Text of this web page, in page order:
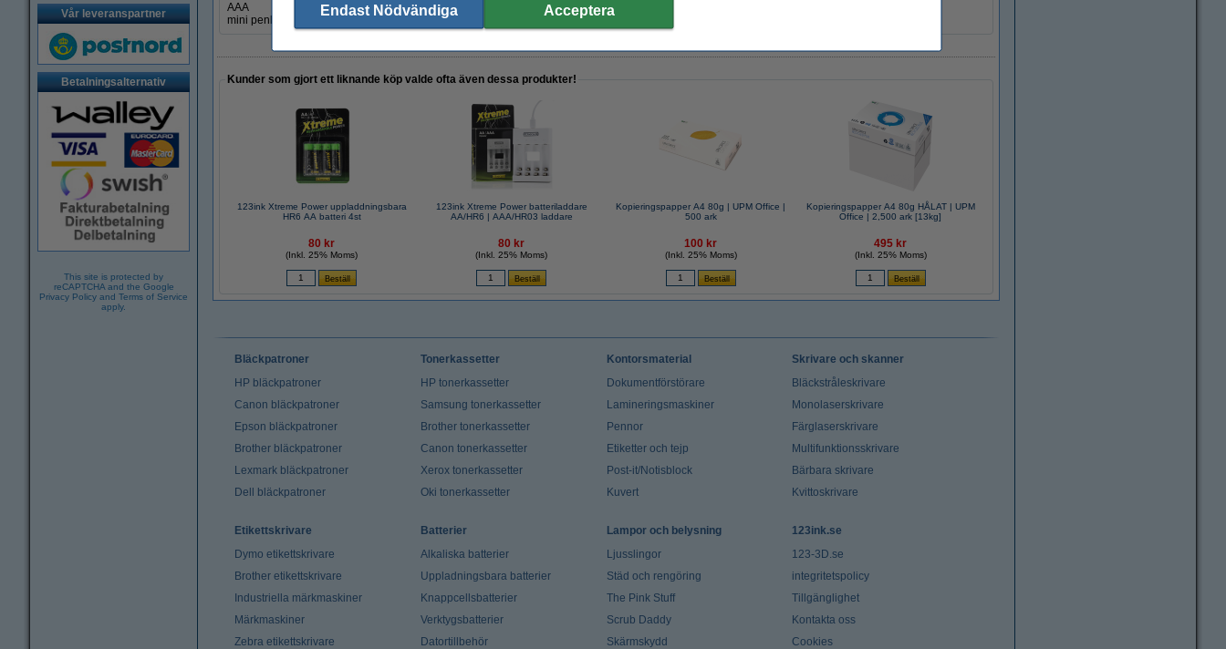
Vår leveranspartner
Betalningsalternativ
This site is protected by
reCAPTCHA and the Google
Privacy Policy and Terms of Service
apply.
AAA
HR03
mini penlite
minipenlite
Kunder som gjort ett liknande köp valde ofta även dessa produkter!
123ink Xtreme Power uppladdningsbara
HR6 AA batteri 4st
80 kr
(Inkl. 25% Moms)
123ink Xtreme Power batteriladdare
AA/HR6 | AAA/HR03 laddare
80 kr
(Inkl. 25% Moms)
Kopieringspapper A4 80g | UPM Office |
500 ark
100 kr
(Inkl. 25% Moms)
Kopieringspapper A4 80g HÅLAT | UPM
Office | 2,500 ark [13kg]
495 kr
(Inkl. 25% Moms)
Bläckpatroner
HP bläckpatroner
Canon bläckpatroner
Epson bläckpatroner
Brother bläckpatroner
Lexmark bläckpatroner
Dell bläckpatroner
Tonerkassetter
HP tonerkassetter
Samsung tonerkassetter
Brother tonerkassetter
Canon tonerkassetter
Xerox tonerkassetter
Oki tonerkassetter
Kontorsmaterial
Dokumentförstörare
Lamineringsmaskiner
Pennor
Etiketter och tejp
Post-it/Notisblock
Kuvert
Skrivare och skanner
Bläckstråleskrivare
Monolaserskrivare
Färglaserskrivare
Multifunktionsskrivare
Bärbara skrivare
Kvittoskrivare
Etikettskrivare
Dymo etikettskrivare
Brother etikettskrivare
Industriella märkmaskiner
Märkmaskiner
Zebra etikettskrivare
Batterier
Alkaliska batterier
Uppladningsbara batterier
Knappcellsbatterier
Verktygsbatterier
Datortillbehör
Lampor och belysning
Ljusslingor
Städ och rengöring
The Pink Stuff
Scrub Daddy
Skärmskydd
123ink.se
123-3D.se
integritetspolicy
Tillgänglighet
Kontakta oss
Cookies
Endast Nödvändiga Acceptera